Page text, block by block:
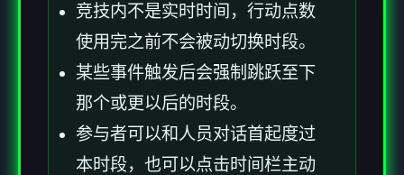
竞技内不是实时时间，行动点数
使用完之前不会被动切换时段。
某些事件触发后会强制跳跃至下
那个或更以后的时段。
参与者可以和人员对话首起度过
本时段，也可以点击时间栏主动